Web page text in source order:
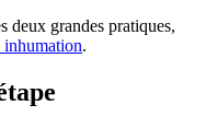
deux grandes pratiques,
inhumation.